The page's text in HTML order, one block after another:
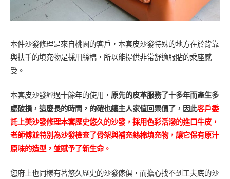
本件沙發修理是來自桃園的客戶，本套皮沙發特殊的地方在於背靠
與扶手的填充物是採用絲棉，所以能提供非常舒適服貼的乘座感
受。
本套皮沙發經過十餘年的使用， 原先的皮革服務了十多年而產生多
處破損，這麼長的時間，的確也讓主人家值回票價了，因此客戶委
託上美沙發修理本套歷史悠久的沙發，採用色彩活潑的進口牛皮，
老師傅並特別為沙發檢查了骨架與補充絲棉填充物，讓它保有原汁
原味的造型，並賦予了新生命。
您府上也同樣有著悠久歷史的沙發傢俱，而擔心找不到工夫底的沙